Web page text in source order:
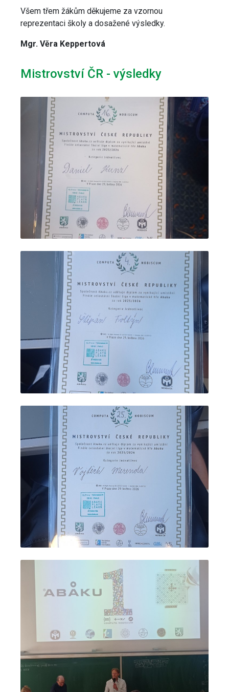
Všem třem žákům děkujeme za vzornou
reprezentaci školy a dosažené výsledky.
Mgr. Věra Keppertová
Mistrovství ČR - výsledky